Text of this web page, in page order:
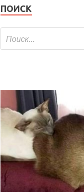
ПОИСК